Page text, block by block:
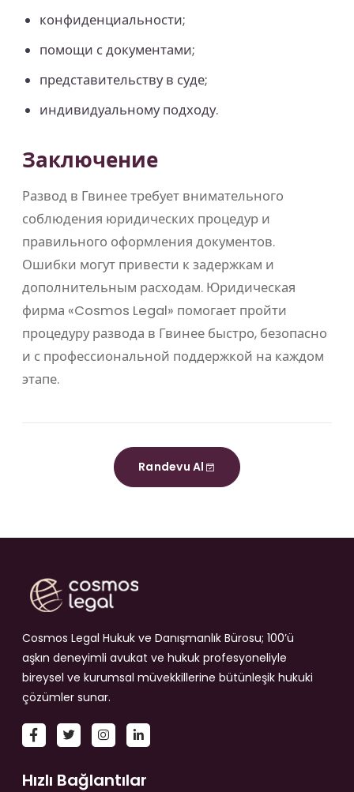
конфиденциальности;
помощи с документами;
представительству в суде;
индивидуальному подходу.
Заключение
Развод в Гвинее требует внимательного
соблюдения юридических процедур и
правильного оформления документов.
Ошибки могут привести к задержкам и
дополнительным расходам. Юридическая
фирма «Cosmos Legal» помогает пройти
процедуру развода в Гвинее быстро, безопасно
и с профессиональной поддержкой на каждом
этапе.
Randevu Al
Cosmos Legal Hukuk ve Danışmanlık Bürosu; 100’ü
aşkın deneyimli avukat ve hukuk profesyoneliyle
bireysel ve kurumsal müvekkillerine bütünleşik hukuki
çözümler sunar.
Hızlı Bağlantılar